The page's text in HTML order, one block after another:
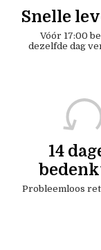
Snelle
Vóór 17:00
dezelfde dag
14
Probleemloos